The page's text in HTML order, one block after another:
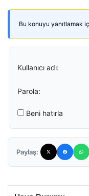
Bu konuyu yanıtlamak
Kullanıcı adı:
Parola:
Beni hatırla
Paylaş: